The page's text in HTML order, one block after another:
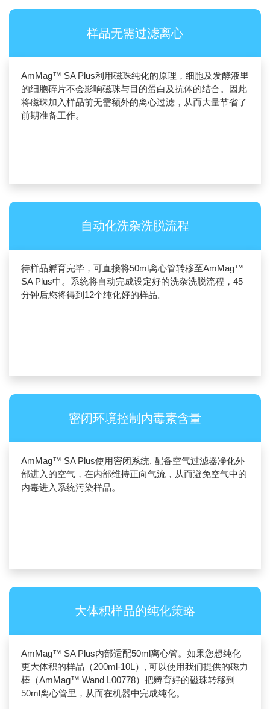
样品无需过滤离心
AmMag™ SA Plus利用磁珠纯化的原理，细胞及发酵液里
的细胞碎片不会影响磁珠与目的蛋白及抗体的结合。因此
将磁珠加入样品前无需额外的离心过滤，从而大量节省了
前期准备工作。
自动化洗杂洗脱流程
待样品孵育完毕，可直接将50ml离心管转移至AmMag™
SA Plus中。系统将自动完成设定好的洗杂洗脱流程，45
分钟后您将得到12个纯化好的样品。
密闭环境控制内毒素含量
AmMag™ SA Plus使用密闭系统, 配备空气过滤器净化外
部进入的空气，在内部维持正向气流，从而避免空气中的
内毒进入系统污染样品。
大体积样品的纯化策略
AmMag™ SA Plus内部适配50ml离心管。如果您想纯化
更大体积的样品（200ml-10L）, 可以使用我们提供的磁力
棒（AmMag™ Wand L00778）把孵育好的磁珠转移到
50ml离心管里，从而在机器中完成纯化。